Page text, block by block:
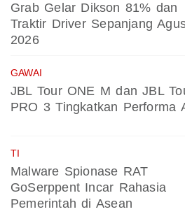
Grab Gelar Dikson 81% dan
Traktir Driver Sepanjang
2026
GAWAI
JBL Tour ONE M dan JBL
PRO 3 Tingkatkan Performa
TI
Malware Spionase RAT
GoSerppent Incar Rahasia
Pemerintah di Asean